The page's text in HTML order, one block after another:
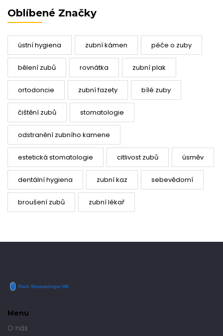
Oblíbené Značky
ústní hygiena zubní kámen péče o zuby
bělení zubů rovnátka zubní plak
ortodoncie zubní fazety bílé zuby
čištění zubů stomatologie
odstranění zubního kamene
estetická stomatologie citlivost zubů úsměv
dentální hygiena zubní kaz sebevědomí
broušení zubů zubní lékař
Menu
O nás